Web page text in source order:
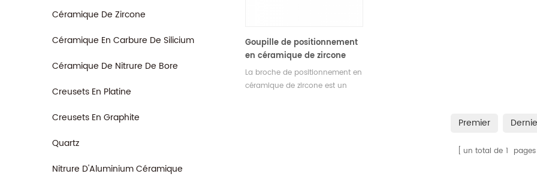
Céramique De Zircone
Céramique En Carbure De Silicium
Céramique De Nitrure De Bore
Creusets En Platine
Creusets En Graphite
Quartz
Nitrure D'Aluminium Céramique
Goupille de positionnement
en céramique de zircone
haute résistance pour une
résistance à l'usure et aux
La broche de positionnement en
céramique de zircone est un
Premier
un total de 1 pages